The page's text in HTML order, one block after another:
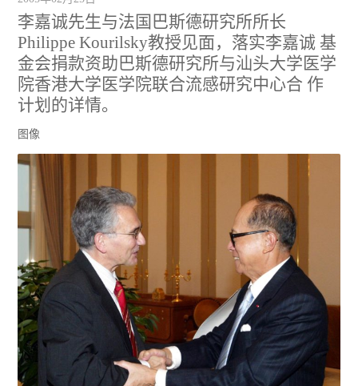
李嘉诚先生与法国巴斯德研究所所长
Philippe Kourilsky教授见面，落实李嘉诚 基
金会捐款资助巴斯德研究所与汕头大学医学
院香港大学医学院联合流感研究中心合 作
计划的详情。
图像